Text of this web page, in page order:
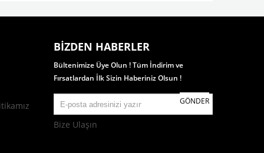
BIZDEN HABERLER
Bültenimize Üye Olun ! Tüm İndirim ve
Fırsatlardan İlk Sizin Haberiniz Olsun !
GÖNDER
Bize Ulaşın